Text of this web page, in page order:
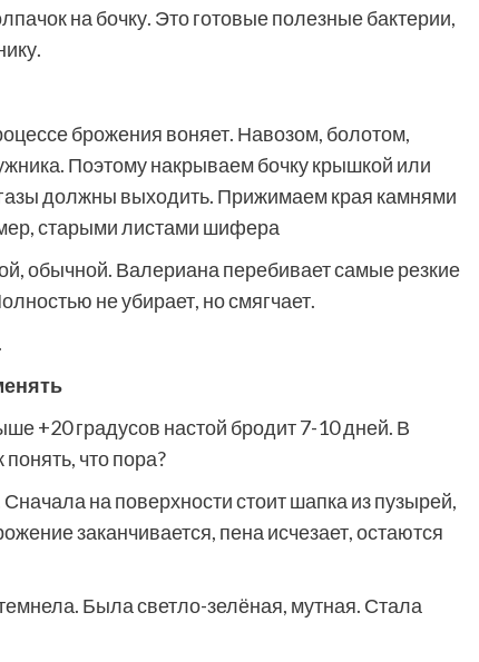
на бочку. Это готовые полезные бактерии,
брожения воняет. Навозом, болотом,
Поэтому накрываем бочку крышкой или
газы должны выходить. Прижимаем края камнями
старыми листами шифера
обычной. Валериана перебивает самые резкие
не убирает, но смягчает.
+20 градусов настой бродит 7-10 дней. В
что пора?
на поверхности стоит шапка из пузырей,
заканчивается, пена исчезает, остаются
Была светло-зелёная, мутная. Стала